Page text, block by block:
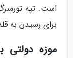
برای رسیدن به